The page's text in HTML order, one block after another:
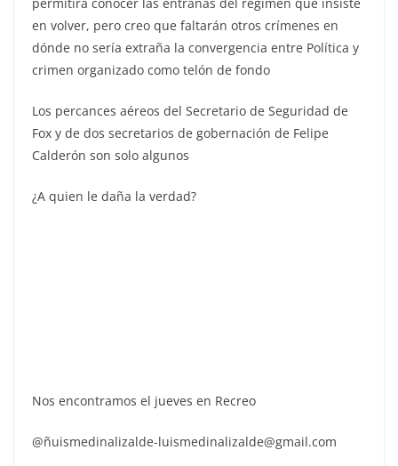
en volver, pero creo que faltarán otros crímenes en
dónde no sería extraña la convergencia entre Política y
crimen organizado como telón de fondo
Los percances aéreos del Secretario de Seguridad de
Fox y de dos secretarios de gobernación de Felipe
Calderón son solo algunos
¿A quien le daña la verdad?
Nos encontramos el jueves en Recreo
@ñuismedinalizalde-luismedinalizalde@gmail.com